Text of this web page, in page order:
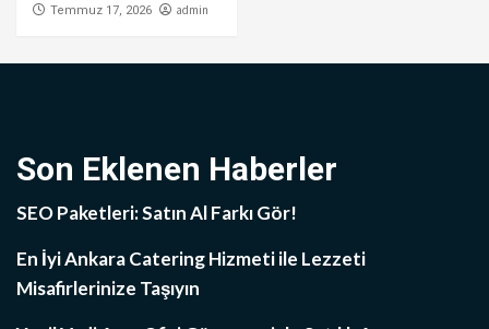
Temmuz 17, 2026 admin
Son Eklenen Haberler
SEO Paketleri: Satın Al Farkı Gör!
En İyi Ankara Catering Hizmeti ile Lezzeti
Misafirlerinize Taşıyın